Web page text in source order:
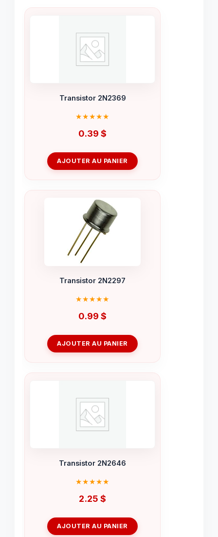
Transistor 2N2369
0.39 $
AJOUTER AU PANIER
Transistor 2N2297
0.99 $
AJOUTER AU PANIER
Transistor 2N2646
2.25 $
AJOUTER AU PANIER